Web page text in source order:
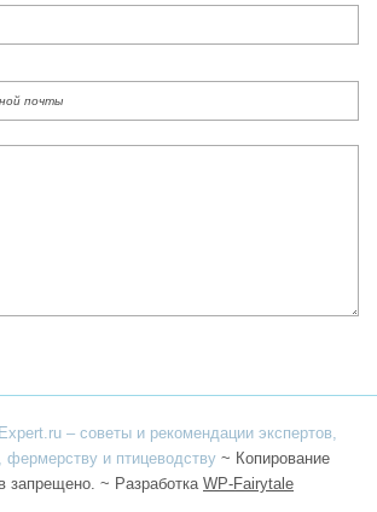
– cоветы и рекомендации экспертов,
и птицеводству ~ Копирование
запрещено. ~ Разработка WP-Fairytale